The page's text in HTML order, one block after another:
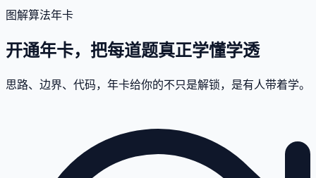
图解算法年卡
开通年卡，把每道题真正学懂学透
思路、边界、代码，年卡给你的不只是解锁，是有人带着学。